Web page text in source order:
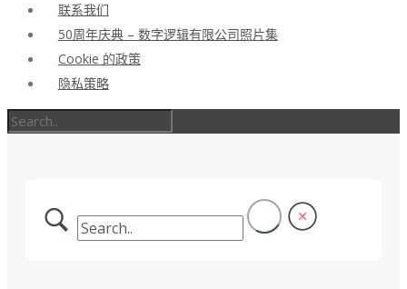
联系我们
50周年庆典 – 数字逻辑有限公司照片集
Cookie 的政策
隐私策略